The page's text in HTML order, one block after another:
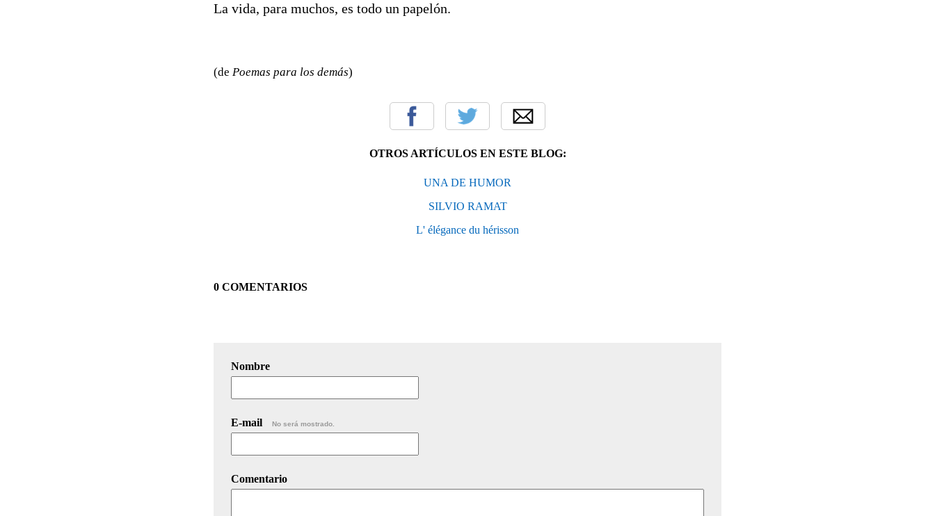
La vida, para muchos, es todo un papelón.
(de Poemas para los demás)
OTROS ARTÍCULOS EN ESTE BLOG:
UNA DE HUMOR
SILVIO RAMAT
L' élégance du hérisson
0 COMENTARIOS
Nombre
E-mail No será mostrado.
Comentario